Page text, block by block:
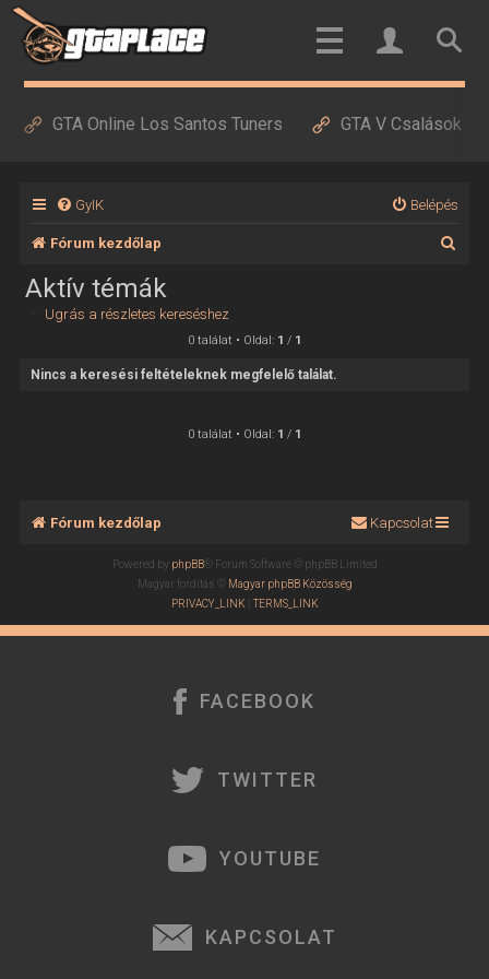
GTA Online Los Santos Tuners GTA V Csalások
GyIK Belépés
Fórum kezdőlap
Aktív témák
Ugrás a részletes kereséshez
0 találat • Oldal: 1 / 1
Nincs a keresési feltételeknek megfelelő találat.
0 találat • Oldal: 1 / 1
Fórum kezdőlap Kapcsolat
Powered by phpBB® Forum Software © phpBB Limited
Magyar fordítás ©
Magyar phpBB Közösség
PRIVACY_LINK| TERMS_LINK
FACEBOOK
TWITTER
YOUTUBE
KAPCSOLAT